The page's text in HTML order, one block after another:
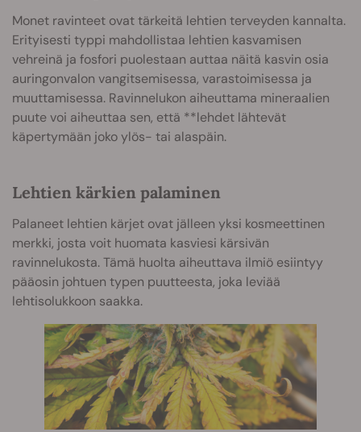
Monet ravinteet ovat tärkeitä lehtien terveyden kannalta.
Erityisesti typpi mahdollistaa lehtien kasvamisen
vehreinä ja fosfori puolestaan auttaa näitä kasvin osia
auringonvalon vangitsemisessa, varastoimisessa ja
muuttamisessa. Ravinnelukon aiheuttama mineraalien
puute voi aiheuttaa sen, että **lehdet lähtevät
käpertymään joko ylös- tai alaspäin.
Lehtien kärkien palaminen
Palaneet lehtien kärjet ovat jälleen yksi kosmeettinen
merkki, josta voit huomata kasviesi kärsivän
ravinnelukosta. Tämä huolta aiheuttava ilmiö esiintyy
pääosin johtuen typen puutteesta, joka leviää
lehtisolukkoon saakka.